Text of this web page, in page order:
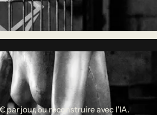
par jour, ou reconstruire avec l'IA.